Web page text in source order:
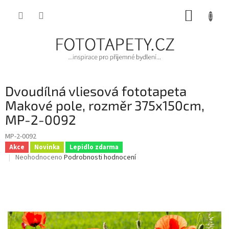
Dvoudílná vliesová fototapeta
Makové pole, rozměr 375x150cm,
MP-2-0092
MP-2-0092
Akce Novinka Lepidlo zdarma
Průměrné
5
hvězdiček.
Neohodnoceno Podrobnosti hodnocení